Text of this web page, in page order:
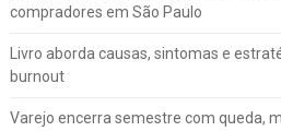
compradores em São Paulo
Livro aborda causas, sintomas e
burnout
Varejo encerra semestre com queda,